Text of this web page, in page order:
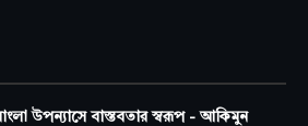
উপন্যাসে বাস্তবতার স্বরূপ - আকিমুন